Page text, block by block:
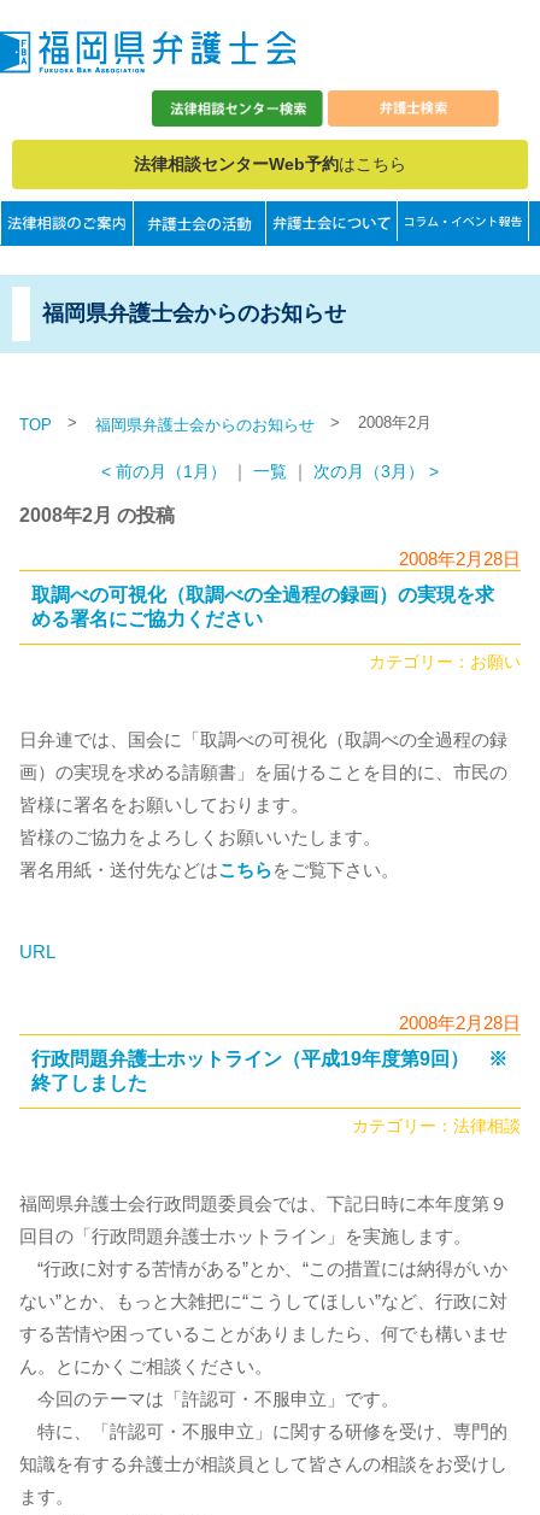
法律相談センターWeb予約はこちら
福岡県弁護士会からのお知らせ
TOP > 福岡県弁護士会からのお知らせ > 2008年2月
< 前の月（1月） ｜ 一覧 ｜ 次の月（3月） >
2008年2月 の投稿
2008年2月28日
取調べの可視化（取調べの全過程の録画）の実現を求
める署名にご協力ください
カテゴリー： お願い
日弁連では、国会に「取調べの可視化（取調べの全過程の録
画）の実現を求める請願書」を届けることを目的に、市民の
皆様に署名をお願いしております。
皆様のご協力をよろしくお願いいたします。
署名用紙・送付先などはこちらをご覧下さい。
URL
2008年2月28日
行政問題弁護士ホットライン（平成19年度第9回） ※
終了しました
カテゴリー： 法律相談
福岡県弁護士会行政問題委員会では、下記日時に本年度第９
回目の「行政問題弁護士ホットライン」を実施します。
“行政に対する苦情がある”とか、“この措置には納得がいか
ない”とか、もっと大雑把に“こうしてほしい”など、行政に対
する苦情や困っていることがありましたら、何でも構いませ
ん。とにかくご相談ください。
今回のテーマは「許認可・不服申立」です。
特に、「許認可・不服申立」に関する研修を受け、専門的
知識を有する弁護士が相談員として皆さんの相談をお受けし
ます。